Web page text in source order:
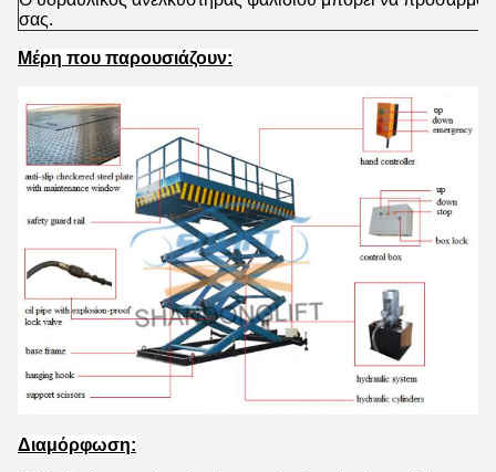
σας.
Μέρη που παρουσιάζουν:
Διαμόρφωση: